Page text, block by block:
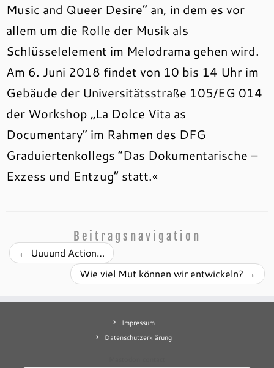
Music and Queer Desire“ an, in dem es vor
allem um die Rolle der Musik als
Schlüsselelement im Melodrama gehen wird.
Am 6. Juni 2018 findet von 10 bis 14 Uhr im
Gebäude der Universitätsstraße 105/EG 014
der Workshop „La Dolce Vita as
Documentary“ im Rahmen des DFG
Graduiertenkollegs “Das Dokumentarische –
Exzess und Entzug“ statt.«
Beitragsnavigation
← Uuuund Action…
Wie viel Mut können wir entwickeln? →
Impressum
Datenschutzerklärung